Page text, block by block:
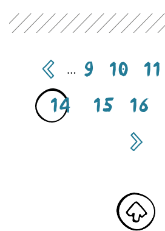
… 9 10 11
14
15 16
next